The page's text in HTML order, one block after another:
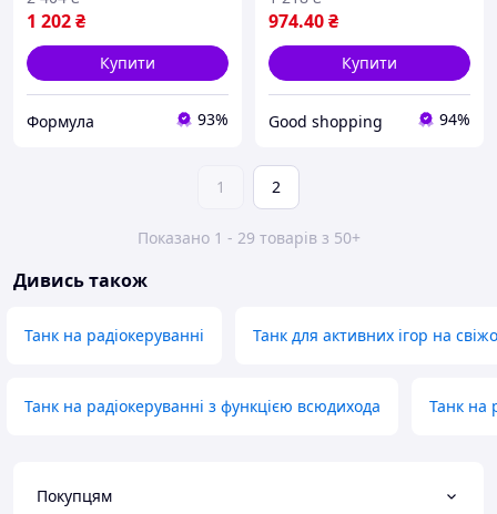
1 202₴
Купити
Формула 93%
974.40₴
Купити
Good shopping 94%
1 2
Показано 1 - 29 товарів з 50+
Дивись також
Танк на радіокеруванні Танк для активних ігор на
Танк на радіокеруванні з функцією всюдихода Танк на
Покупцям